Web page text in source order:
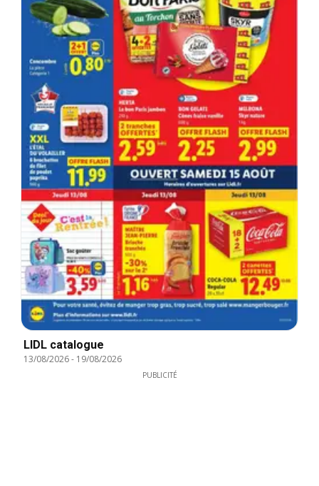
LIDL catalogue
13/08/2026- 19/08/2026
PUBLICITÉ